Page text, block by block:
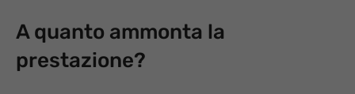
A quanto ammonta la
prestazione?